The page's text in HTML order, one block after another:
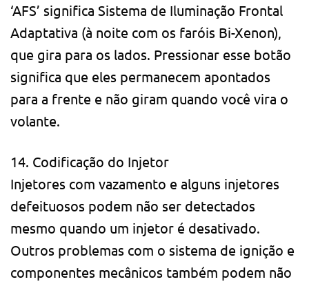
‘AFS’ significa Sistema de Iluminação Frontal
Adaptativa (à noite com os faróis Bi-Xenon),
que gira para os lados. Pressionar esse botão
significa que eles permanecem apontados
para a frente e não giram quando você vira o
volante.
14. Codificação do Injetor
Injetores com vazamento e alguns injetores
defeituosos podem não ser detectados
mesmo quando um injetor é desativado.
Outros problemas com o sistema de ignição e
componentes mecânicos também podem não